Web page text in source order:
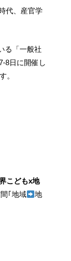
代、産官学
る「一般社
8日に開催し
。
こどもx地
｢地域 地